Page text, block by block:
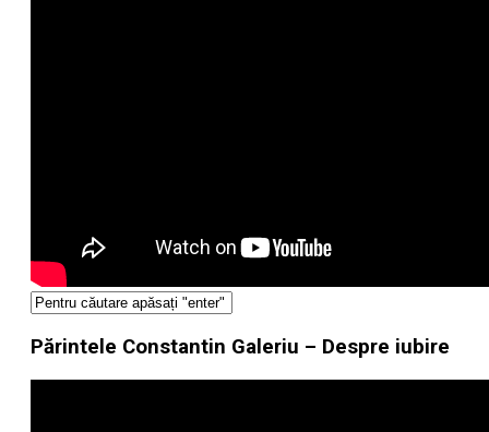
Părintele Constantin Galeriu – Despre iubire